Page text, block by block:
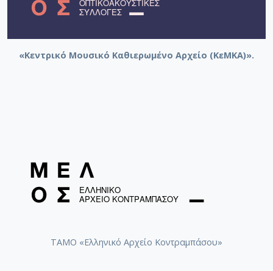
«Κεντρικό Μουσικό Καθιερωμένο Αρχείο (ΚεΜΚΑ)».
ΤΑΜΟ «Ελληνικό Αρχείο Κοντραμπάσου»